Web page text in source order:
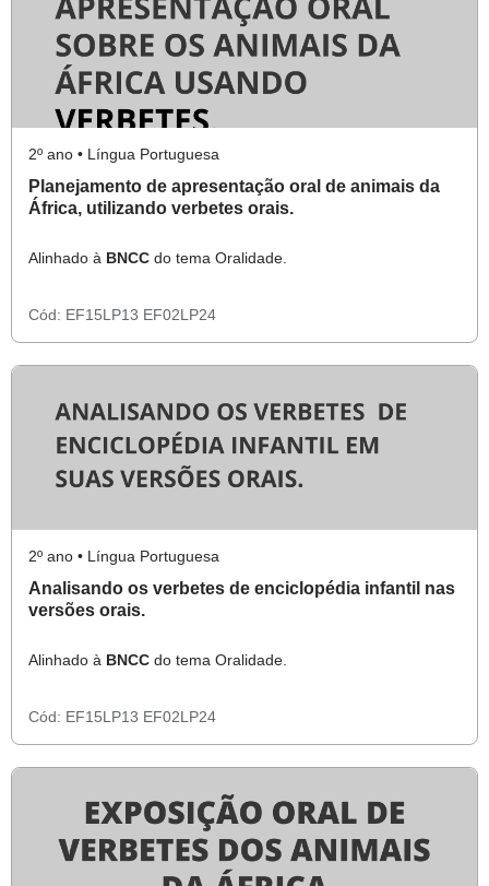
2º ano • Língua Portuguesa
Planejamento de apresentação oral de animais da
África, utilizando verbetes orais.
Alinhado à BNCC do tema Oralidade.
Cód: EF15LP13 EF02LP24
2º ano • Língua Portuguesa
Analisando os verbetes de enciclopédia infantil nas
versões orais.
Alinhado à BNCC do tema Oralidade.
Cód: EF15LP13 EF02LP24